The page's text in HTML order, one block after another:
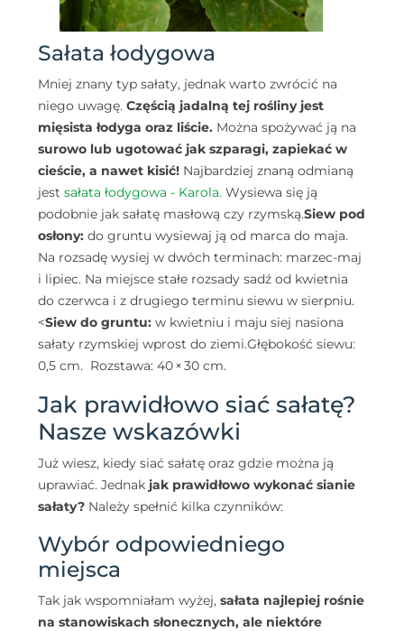
Sałata łodygowa
Mniej znany typ sałaty, jednak warto zwrócić na
niego uwagę. Częścią jadalną tej rośliny jest
mięsista łodyga oraz liście. Można spożywać ją na
surowo lub ugotować jak szparagi, zapiekać w
cieście, a nawet kisić! Najbardziej znaną odmianą
jest sałata łodygowa - Karola. Wysiewa się ją
podobnie jak sałatę masłową czy rzymską.Siew pod
osłony: do gruntu wysiewaj ją od marca do maja.
Na rozsadę wysiej w dwóch terminach: marzec-maj
i lipiec. Na miejsce stałe rozsady sadź od kwietnia
do czerwca i z drugiego terminu siewu w sierpniu.
<Siew do gruntu: w kwietniu i maju siej nasiona
sałaty rzymskiej wprost do ziemi.Głębokość siewu:
0,5 cm. Rozstawa: 40 × 30 cm.
Jak prawidłowo siać sałatę?
Nasze wskazówki
Już wiesz, kiedy siać sałatę oraz gdzie można ją
uprawiać. Jednak jak prawidłowo wykonać sianie
sałaty? Należy spełnić kilka czynników:
Wybór odpowiedniego
miejsca
Tak jak wspomniałam wyżej, sałata najlepiej rośnie
na stanowiskach słonecznych, ale niektóre